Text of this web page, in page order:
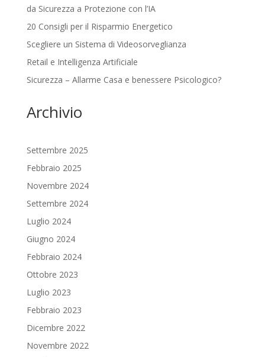
da Sicurezza a Protezione con l’IA
20 Consigli per il Risparmio Energetico
Scegliere un Sistema di Videosorveglianza
Retail e Intelligenza Artificiale
Sicurezza – Allarme Casa e benessere Psicologico?
Archivio
Settembre 2025
Febbraio 2025
Novembre 2024
Settembre 2024
Luglio 2024
Giugno 2024
Febbraio 2024
Ottobre 2023
Luglio 2023
Febbraio 2023
Dicembre 2022
Novembre 2022